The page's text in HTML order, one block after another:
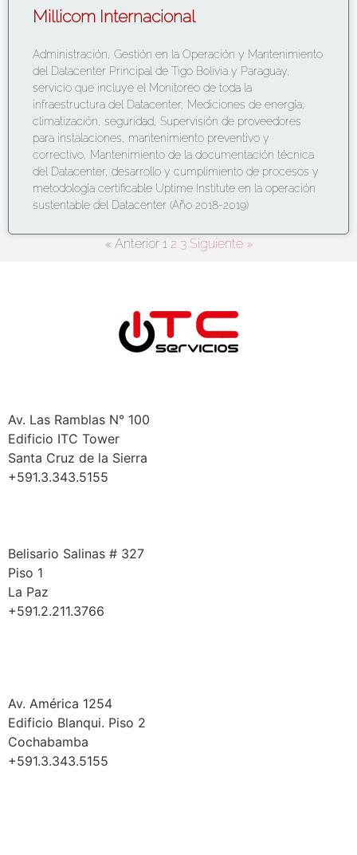
Millicom Internacional
Administración, Gestión en la Operación y Mantenimiento
del Datacenter Principal de Tigo Bolivia y Paraguay,
servicio que incluye el Monitoreo de toda la
infraestructura del Datacenter, Mediciones de energía,
climatización, seguridad, Supervisión de proveedores
para instalaciones, mantenimiento preventivo y
correctivo, Mantenimiento de la documentación técnica
del Datacenter, desarrollo y cumplimiento de procesos y
metodología certificable Uptime Institute en la operación
sustentable del Datacenter (Año 2018-2019)
« Anterior 1 2 3 Siguiente »
Av. Las Ramblas N° 100
Edificio ITC Tower
Santa Cruz de la Sierra
+591.3.343.5155
Belisario Salinas # 327
Piso 1
La Paz
+591.2.211.3766
Av. América 1254
Edificio Blanqui. Piso 2
Cochabamba
+591.3.343.5155